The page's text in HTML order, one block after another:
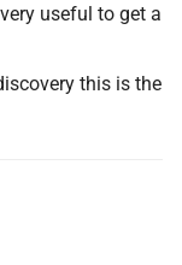
useful to get a
this is the